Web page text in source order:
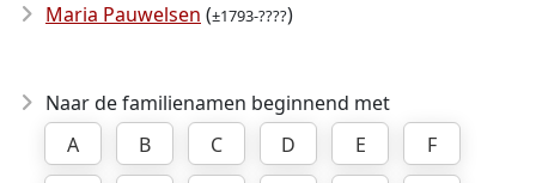
Maria Pauwelsen (±1793-????)
Naar de familienamen beginnend met
A
B C D E
F